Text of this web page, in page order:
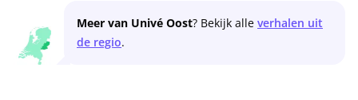
Meer van Univé Oost? Bekijk alle verhalen uit
de regio.